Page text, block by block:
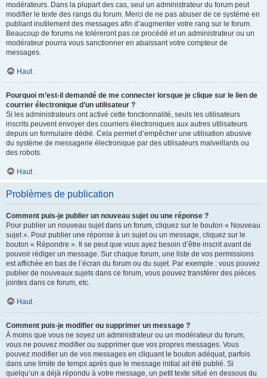
modérateurs. Dans la plupart des cas, seul un administrateur du forum peut
modifier le texte des rangs du forum. Merci de ne pas abuser de ce système en
publiant inutilement des messages afin d’augmenter votre rang sur le forum.
Beaucoup de forums ne toléreront pas ce procédé et un administrateur ou un
modérateur pourra vous sanctionner en abaissant votre compteur de
messages.
Haut
Pourquoi m’est-il demandé de me connecter lorsque je clique sur le lien de
courrier électronique d’un utilisateur ?
Si les administrateurs ont activé cette fonctionnalité, seuls les utilisateurs
inscrits peuvent envoyer des courriers électroniques aux autres utilisateurs
depuis un formulaire dédié. Cela permet d’empêcher une utilisation abusive
du système de messagerie électronique par des utilisateurs malveillants ou
des robots.
Haut
Problèmes de publication
Comment puis-je publier un nouveau sujet ou une réponse ?
Pour publier un nouveau sujet dans un forum, cliquez sur le bouton « Nouveau
sujet ». Pour publier une réponse à un sujet ou un message, cliquez sur le
bouton « Répondre ». Il se peut que vous ayez besoin d’être inscrit avant de
pouvoir rédiger un message. Sur chaque forum, une liste de vos permissions
est affichée en bas de l’écran du forum ou du sujet. Par exemple : vous pouvez
publier de nouveaux sujets dans ce forum, vous pouvez transférer des pièces
jointes dans ce forum, etc.
Haut
Comment puis-je modifier ou supprimer un message ?
À moins que vous ne soyez un administrateur ou un modérateur du forum,
vous ne pouvez modifier ou supprimer que vos propres messages. Vous
pouvez modifier un de vos messages en cliquant le bouton adéquat, parfois
dans une limite de temps après que le message initial ait été publié. Si
quelqu’un a déjà répondu à votre message, un petit texte situé en dessous du